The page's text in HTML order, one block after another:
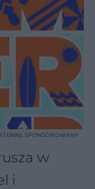
w
i
SPONSOROWANY